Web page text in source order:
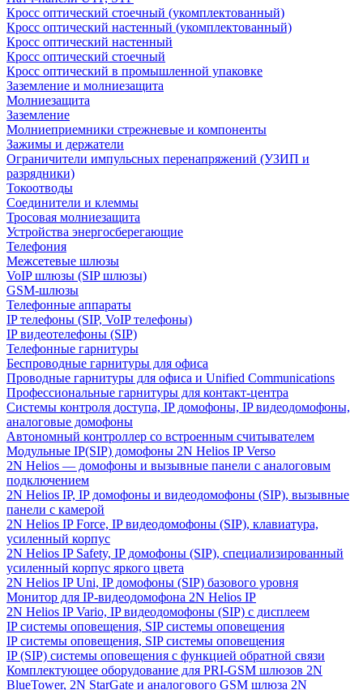
Кросс оптический стоечный (укомплектованный)
Кросс оптический настенный (укомплектованный)
Кросс оптический настенный
Кросс оптический стоечный
Кросс оптический в промышленной упаковке
Заземление и молниезащита
Молниезащита
Заземление
Молниеприемники стрежневые и компоненты
Зажимы и держатели
Ограничители импульсных перенапряжений (УЗИП и
разрядники)
Токоотводы
Соединители и клеммы
Тросовая молниезащита
Устройства энергосберегающие
Телефония
Межсетевые шлюзы
VoIP шлюзы (SIP шлюзы)
GSM-шлюзы
Телефонные аппараты
IP телефоны (SIP, VoIP телефоны)
IP видеотелефоны (SIP)
Телефонные гарнитуры
Беспроводные гарнитуры для офиса
Проводные гарнитуры для офиса и Unified Communications
Профессиональные гарнитуры для контакт-центра
Системы контроля доступа, IP домофоны, IP видеодомофоны,
аналоговые домофоны
Автономный контроллер со встроенным считывателем
Модульные IP(SIP) домофоны 2N Helios IP Verso
2N Helios — домофоны и вызывные панели с аналоговым
подключением
2N Helios IP, IP домофоны и видеодомофоны (SIP), вызывные
панели с камерой
2N Helios IP Force, IP видеодомофоны (SIP), клавиатура,
усиленный корпус
2N Helios IP Safety, IP домофоны (SIP), специализированный
усиленный корпус яркого цвета
2N Helios IP Uni, IP домофоны (SIP) базового уровня
Монитор для IP-видеодомофона 2N Helios IP
2N Helios IP Vario, IP видеодомофоны (SIP) с дисплеем
IP системы оповещения, SIP системы оповещения
IP системы оповещения, SIP системы оповещения
IP (SIP) системы оповещения с функцией обратной связи
Комплектующее оборудование для PRI-GSM шлюзов 2N
BlueTower, 2N StarGate и аналогового GSM шлюза 2N